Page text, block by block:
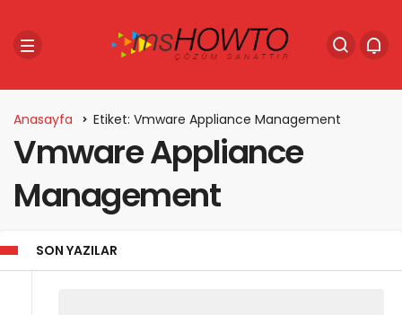
Anasayfa Etiket: Vmware Appliance Management
Vmware Appliance
Management
SON YAZILAR